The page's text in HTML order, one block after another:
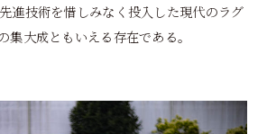
進技術を惜しみなく投入した現代のラグ
集大成ともいえる存在である。